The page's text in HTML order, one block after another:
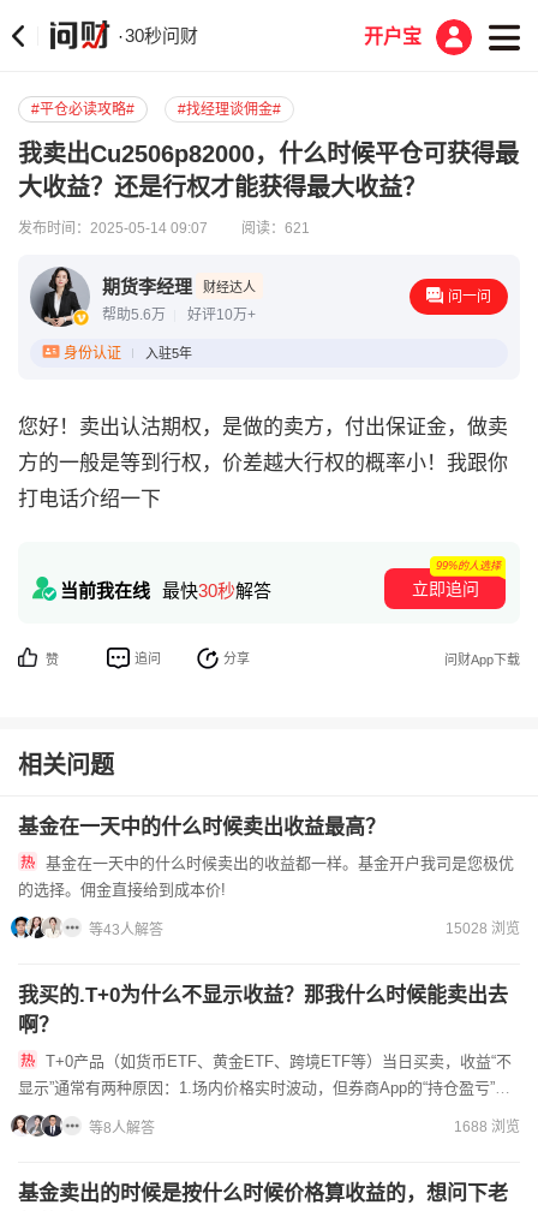
·30秒问财 开户宝
#平仓必读攻略# #找经理谈佣金#
我卖出Cu2506p82000，什么时候平仓可获得最
大收益？还是行权才能获得最大收益？
发布时间：2025-05-14 09:07 阅读：621
期货李经理 财经达人
帮助5.6万 好评10万+
问一问
身份认证 入驻5年
您好！卖出认沽期权，是做的卖方，付出保证金，做卖
方的一般是等到行权，价差越大行权的概率小！我跟你
打电话介绍一下
当前我在线 最快30秒解答 立即追问
99%的人选择
赞 追问 分享 问财App下载
相关问题
基金在一天中的什么时候卖出收益最高？
的选择。佣金直接给到成本价!
等43人解答 15028 浏览
我买的.T+0为什么不显示收益？那我什么时候能卖出去
啊？
显示”通常有两种原因：1.场内价格实时波动，但券商App的“持仓盈亏”只
按昨日收盘价计算，盘中不更新当日浮动盈亏，...
等8人解答 1688 浏览
基金卖出的时候是按什么时候价格算收益的，想问下老